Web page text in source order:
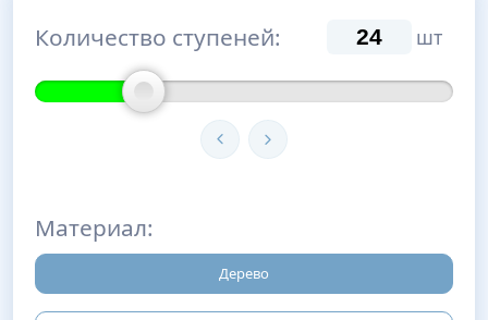
Количество ступеней: шт
Материал:
Дерево